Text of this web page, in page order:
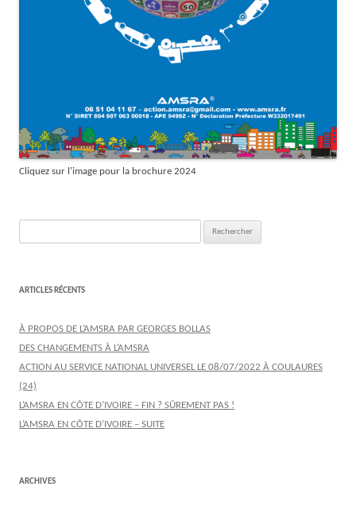
Cliquez sur l'image pour la brochure 2024
ARTICLES RÉCENTS
À PROPOS DE L’AMSRA PAR GEORGES BOLLAS
DES CHANGEMENTS À L’AMSRA
ACTION AU SERVICE NATIONAL UNIVERSEL LE 08/07/2022 À COULAURES
(24)
L’AMSRA EN CÔTE D’IVOIRE – FIN ? SÛREMENT PAS !
L’AMSRA EN CÔTE D’IVOIRE – SUITE
ARCHIVES